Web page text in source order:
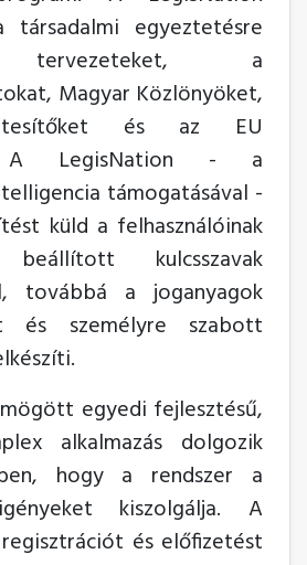
társadalmi egyeztetésre
tervezeteket, a
Magyar Közlönyöket,
és az EU
A LegisNation - a
támogatásával -
küld a felhasználóinak
kulcsszavak
továbbá a joganyagok
és személyre szabott
egyedi fejlesztésű,
alkalmazás dolgozik
hogy a rendszer a
kiszolgálja. A
és előfizetést